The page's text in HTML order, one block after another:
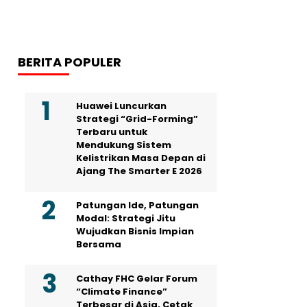
BERITA POPULER
Huawei Luncurkan
Strategi “Grid-Forming”
Terbaru untuk
Mendukung Sistem
Kelistrikan Masa Depan di
Ajang The Smarter E 2026
Patungan Ide, Patungan
Modal: Strategi Jitu
Wujudkan Bisnis Impian
Bersama
Cathay FHC Gelar Forum
“Climate Finance”